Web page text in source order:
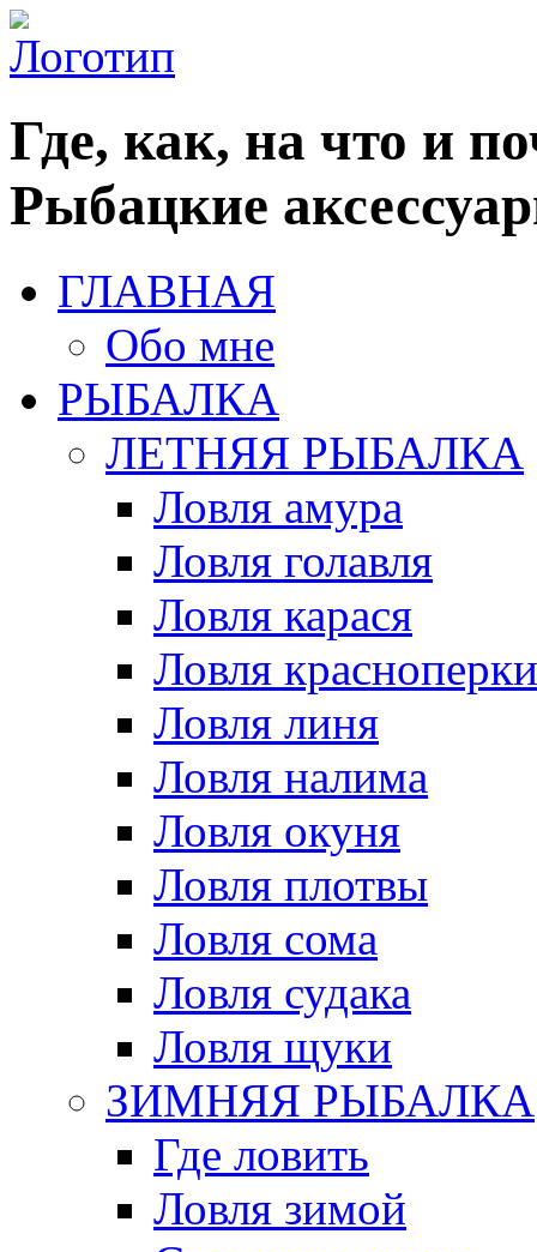
Где, как, на что и
Рыбацкие
ГЛАВНАЯ
Обо мне
РЫБАЛКА
ЛЕТНЯЯ РЫБАЛКА
Ловля амура
Ловля голавля
Ловля карася
Ловля красноперки
Ловля линя
Ловля налима
Ловля окуня
Ловля плотвы
Ловля сома
Ловля судака
Ловля щуки
ЗИМНЯЯ РЫБАЛКА
Где ловить
Ловля зимой